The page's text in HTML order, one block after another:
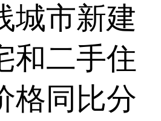
城市新建
和二手住
格同比分